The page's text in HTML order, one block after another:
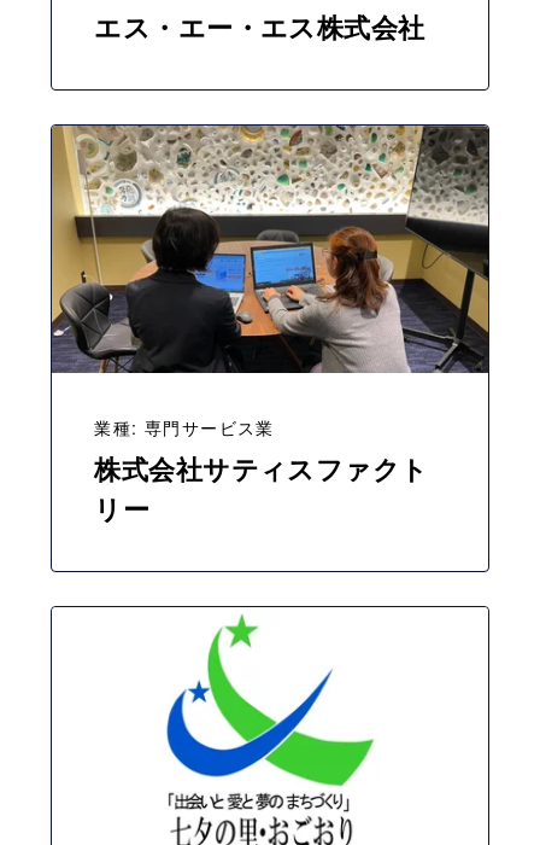
エス・エー・エス株式会社
業種: 専門サービス業
株式会社サティスファクト
リー